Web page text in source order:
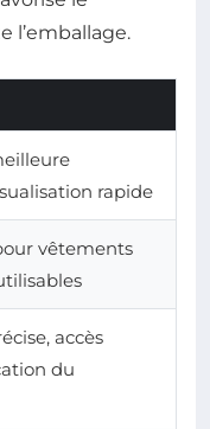
l’emballage.
rapide
vêtements
accès
du